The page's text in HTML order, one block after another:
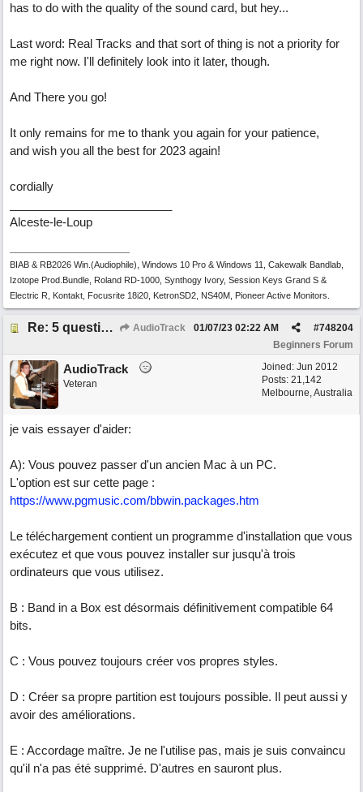
has to do with the quality of the sound card, but hey...
Last word: Real Tracks and that sort of thing is not a priority for
me right now. I'll definitely look into it later, though.
And There you go!
It only remains for me to thank you again for your patience,
and wish you all the best for 2023 again!
cordially
Alceste-le-Loup
BIAB & RB2026 Win.(Audiophile), Windows 10 Pro & Windows 11, Cakewalk Bandlab,
Izotope Prod.Bundle, Roland RD-1000, Synthogy Ivory, Session Keys Grand S &
Electric R, Kontakt, Focusrite 18i20, KetronSD2, NS40M, Pioneer Active Monitors.
Re: 5 questions sur l'actuel Band-in-a-Box, pour un ancien utilisateur désireux de s' "actualiser"! AudioTrack #748204
01/07/23 02:22 AM
Beginners Forum
Joined: Jun 2012
Posts: 21,142
Melbourne, Australia
AudioTrack
Veteran
je vais essayer d'aider:
A): Vous pouvez passer d'un ancien Mac à un PC.
L'option est sur cette page :
https://www.pgmusic.com/bbwin.packages.htm
Le téléchargement contient un programme d'installation que vous
exécutez et que vous pouvez installer sur jusqu'à trois
ordinateurs que vous utilisez.
B : Band in a Box est désormais définitivement compatible 64
bits.
C : Vous pouvez toujours créer vos propres styles.
D : Créer sa propre partition est toujours possible. Il peut aussi y
avoir des améliorations.
E : Accordage maître. Je ne l'utilise pas, mais je suis convaincu
qu'il n'a pas été supprimé. D'autres en sauront plus.